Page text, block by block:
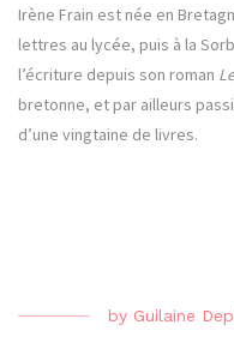
Irène Frain est née en
lettres au lycée, puis à la
l’écriture depuis son roman
bretonne, et par ailleurs
d’une vingtaine de livres.
by Guilaine